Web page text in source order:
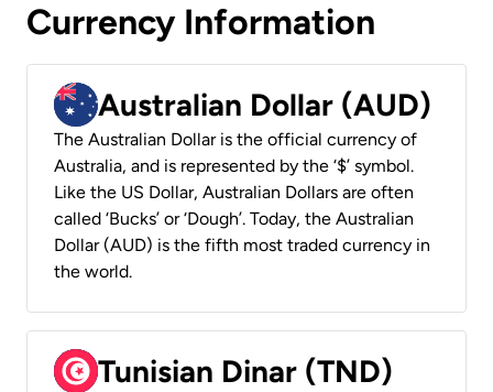
Currency Information
Australian Dollar (AUD)
The Australian Dollar is the official currency of
Australia, and is represented by the ‘$’ symbol.
Like the US Dollar, Australian Dollars are often
called ‘Bucks’ or ‘Dough’. Today, the Australian
Dollar (AUD) is the fifth most traded currency in
the world.
Tunisian Dinar (TND)